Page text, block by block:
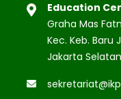
Education
Graha Mas
Kec. Keb. Baru
Jakarta Selatan